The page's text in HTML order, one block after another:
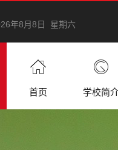
年8月8日 星期六
首页 学校简